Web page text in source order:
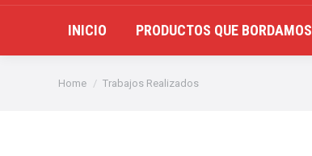
INICIO PRODUCTOS QUE BORDAMOS
You are here:
Home Trabajos Realizados